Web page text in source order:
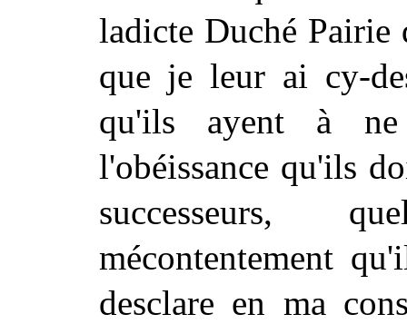
ladicte Duché
que je leur ai cy-
qu'ils ayent à
l'obéissance qu'ils
successeurs,
mécontentement
desclare en ma